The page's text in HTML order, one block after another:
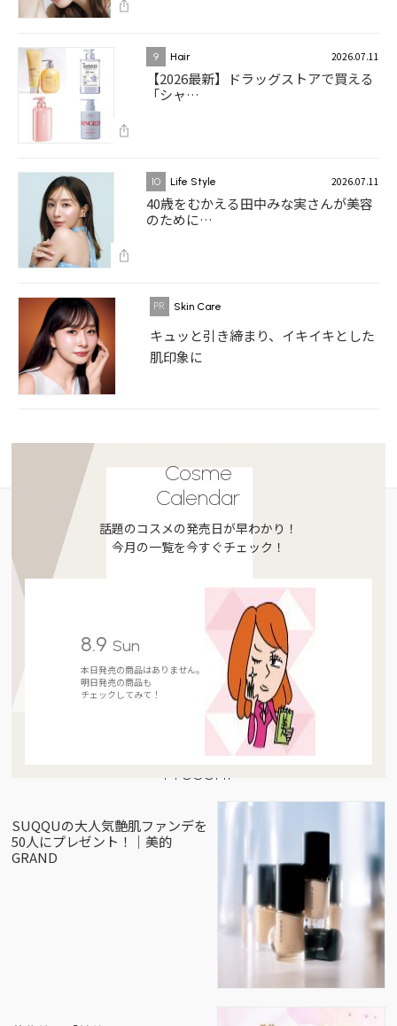
9 Hair 2026.07.11
【2026最新】ドラッグストアで買える
「シャ…
10 Life Style 2026.07.11
40歳をむかえる田中みな実さんが美容
のために…
Skin Care
キュッと引き締まり、イキイキとした
肌印象に
Cosme
Calendar
話題のコスメの発売日が早わかり！
今月の一覧を今すぐチェック！
8.9 Sun
本日発売の商品はありません。
明日発売の商品も
チェックしてみて！
Present
SUQQUの大人気艶肌ファンデを
50人にプレゼント！｜美的
GRAND